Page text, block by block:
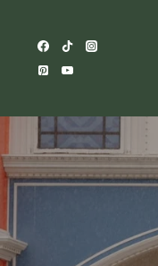
content